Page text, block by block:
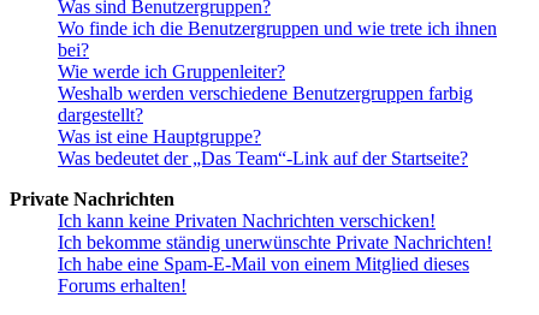
Was sind Benutzergruppen?
Wo finde ich die Benutzergruppen und wie trete ich ihnen
bei?
Wie werde ich Gruppenleiter?
Weshalb werden verschiedene Benutzergruppen farbig
dargestellt?
Was ist eine Hauptgruppe?
Was bedeutet der „Das Team“-Link auf der Startseite?
Private Nachrichten
Ich kann keine Privaten Nachrichten verschicken!
Ich bekomme ständig unerwünschte Private Nachrichten!
Ich habe eine Spam-E-Mail von einem Mitglied dieses
Forums erhalten!